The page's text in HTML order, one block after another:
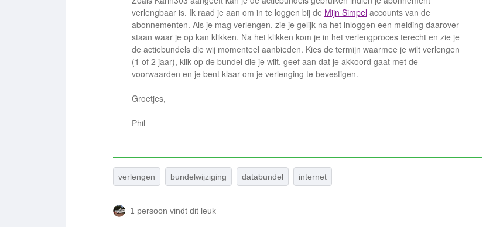
verlengbaar is. Ik raad je aan om in te loggen bij de Mijn Simpel accounts van de
abonnementen. Als je mag verlengen, zie je gelijk na het inloggen een melding daarover
staan waar je op kan klikken. Na het klikken kom je in het verlengproces terecht en zie je
de actiebundels die wij momenteel aanbieden. Kies de termijn waarmee je wilt verlengen
(1 of 2 jaar), klik op de bundel die je wilt, geef aan dat je akkoord gaat met de
voorwaarden en je bent klaar om je verlenging te bevestigen.
Groetjes,
Phil
verlengen bundelwijziging databundel internet
1 persoon vindt dit leuk